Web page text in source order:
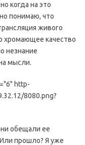
когда на это
понимаю, что
живого
хромающее качество
незнание
мысли.
http-
8080.png?
обещали ее
прошло? Я уже